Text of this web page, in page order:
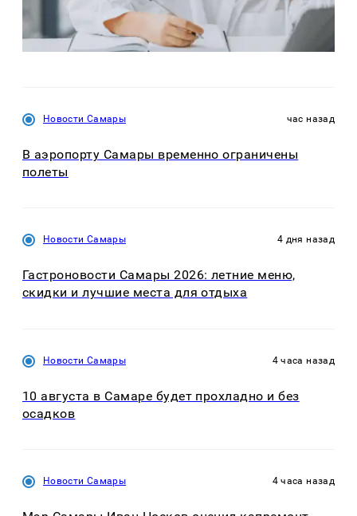
Новости Самары час назад
В аэропорту Самары временно ограничены
полеты
Новости Самары 4 дня назад
Гастроновости Самары 2026: летние меню,
скидки и лучшие места для отдыха
Новости Самары 4 часа назад
10 августа в Самаре будет прохладно и без
осадков
Новости Самары 4 часа назад